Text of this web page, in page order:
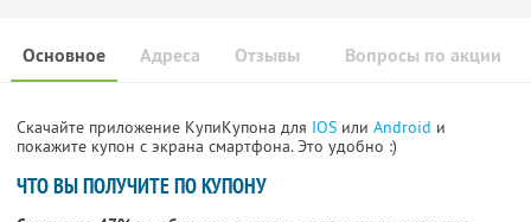
Основное Отзывы Вопросы по акции
Адреса
Скачайте приложение КупиКупона для IOS или Android и
покажите купон с экрана смартфона. Это удобно :)
ЧТО ВЫ ПОЛУЧИТЕ ПО КУПОНУ